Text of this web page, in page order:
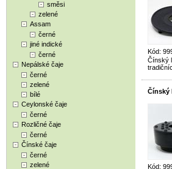
směsi
zelené
Assam
černé
jiné indické
černé
Nepálské čaje
černé
zelené
bílé
Ceylonské čaje
černé
Rozličné čaje
černé
Čínské čaje
černé
zelené
Kód:
Čínský
Čínský
Kód: